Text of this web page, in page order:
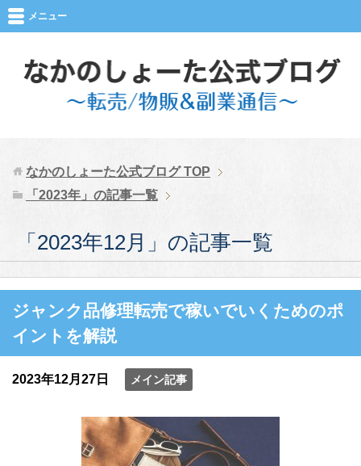
メニュー
なかのしょーた公式ブログTOP
「2023年」の記事一覧
「2023年12月」の記事一覧
ジャンク品修理転売で稼いでいくためのポ
イントを解説
2023年12月27日 メイン記事